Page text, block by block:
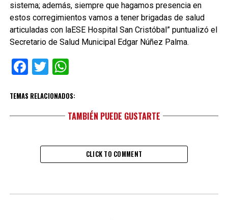
sistema; además, siempre que hagamos presencia en
estos corregimientos vamos a tener brigadas de salud
articuladas con laESE Hospital San Cristóbal” puntualizó el
Secretario de Salud Municipal Edgar Núñez Palma.
Facebook
TwitterWhatsApp
TEMAS RELACIONADOS:
TAMBIÉN PUEDE GUSTARTE
CLICK TO COMMENT